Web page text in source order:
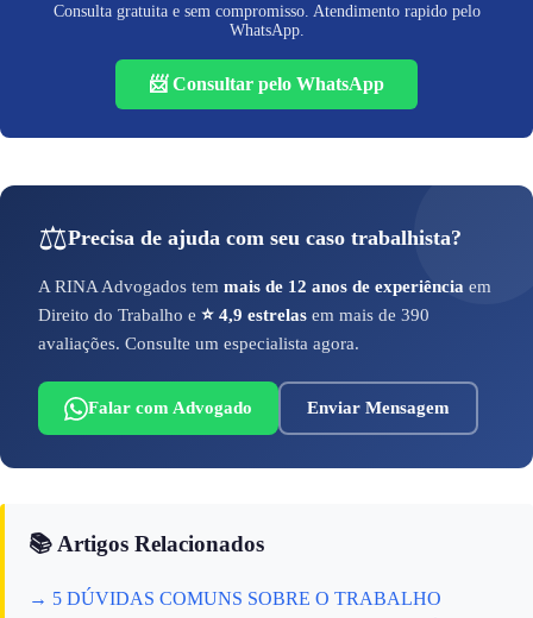
Consulta gratuita e sem compromisso. Atendimento rapido pelo
WhatsApp.
📨 Consultar pelo WhatsApp
⚖️Precisa de ajuda com seu caso trabalhista?
A RINA Advogados tem mais de 12 anos de experiência em
Direito do Trabalho e ⭐ 4,9 estrelas em mais de 390
avaliações. Consulte um especialista agora.
Falar com Advogado Enviar Mensagem
📚 Artigos Relacionados
→ 5 DÚVIDAS COMUNS SOBRE O TRABALHO